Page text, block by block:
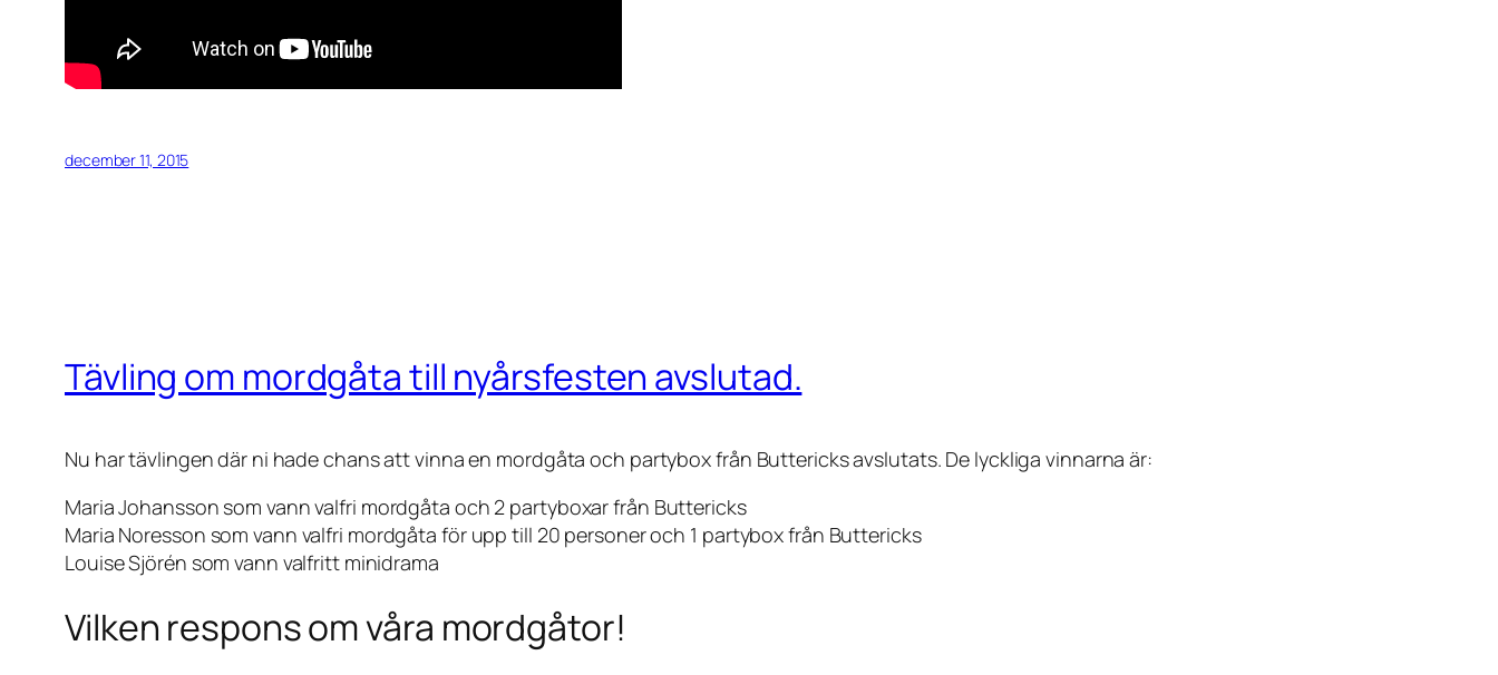
december 11, 2015
Tävling om mordgåta till nyårsfesten avslutad.
Nu har tävlingen där ni hade chans att vinna en mordgåta och partybox från Buttericks avslutats. De lyckliga vinnarna är:
Maria Johansson som vann valfri mordgåta och 2 partyboxar från Buttericks
Maria Noresson som vann valfri mordgåta för upp till 20 personer och 1 partybox från Buttericks
Louise Sjörén som vann valfritt minidrama
Vilken respons om våra mordgåtor!